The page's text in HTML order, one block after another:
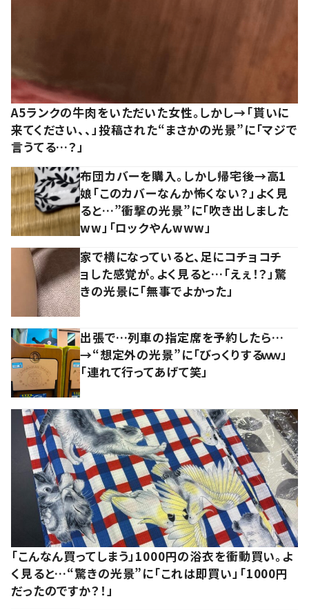
A5ランクの牛肉をいただいた女性。しかし→「貰いに
来てください、、」投稿された“まさかの光景”に「マジで
言うてる…？」
布団カバーを購入。しかし帰宅後→高1
娘「このカバーなんか怖くない？」よく見
ると…”衝撃の光景”に「吹き出しました
ww」「ロックやんwww」
家で横になっていると、足にコチョコチ
ョした感覚が。よく見ると…「えぇ！？」驚
きの光景に「無事でよかった」
出張で…列車の指定席を予約したら…
→“想定外の光景”に「びっくりするｗｗ」
「連れて行ってあげて笑」
「こんなん買ってしまう」1000円の浴衣を衝動買い。よ
く見ると…“驚きの光景”に「これは即買い」「1000円
だったのですか？！」